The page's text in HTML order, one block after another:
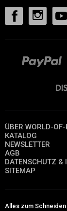
ÜBER WORLD-
KATALOG
NEWSLETTER
AGB
DATENSCHUTZ &
SITEMAP
Alles zum Schneiden